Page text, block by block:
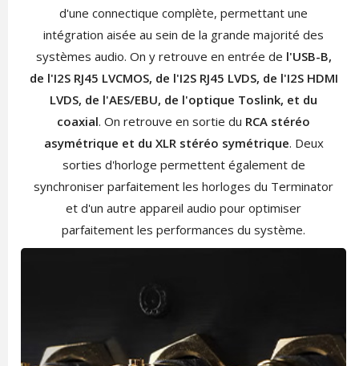
d'une connectique complète, permettant une
intégration aisée au sein de la grande majorité des
systèmes audio. On y retrouve en entrée de l'USB-B,
de l'I2S RJ45 LVCMOS, de l'I2S RJ45 LVDS, de l'I2S HDMI
LVDS, de l'AES/EBU, de l'optique Toslink, et du
coaxial. On retrouve en sortie du RCA stéréo
asymétrique et du XLR stéréo symétrique. Deux
sorties d'horloge permettent également de
synchroniser parfaitement les horloges du Terminator
et d'un autre appareil audio pour optimiser
parfaitement les performances du système.